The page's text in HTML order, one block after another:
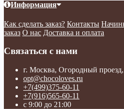
Информация
Как сделать заказ? Контакты
заказ О нас Доставка и оплата
Связаться с нами
г. Москва, Огородный проезд,
opt@chocoloves.ru
+7(499)375-60-11
+7(916)565-60-11
с 9:00 до 21:00